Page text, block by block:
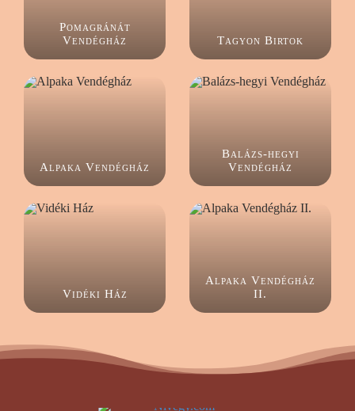
Pomagránát
Vendégház
Tagyon Birtok
Alpaka Vendégház
Balázs-hegyi
Vendégház
Vidéki Ház
Alpaka Vendégház
II.